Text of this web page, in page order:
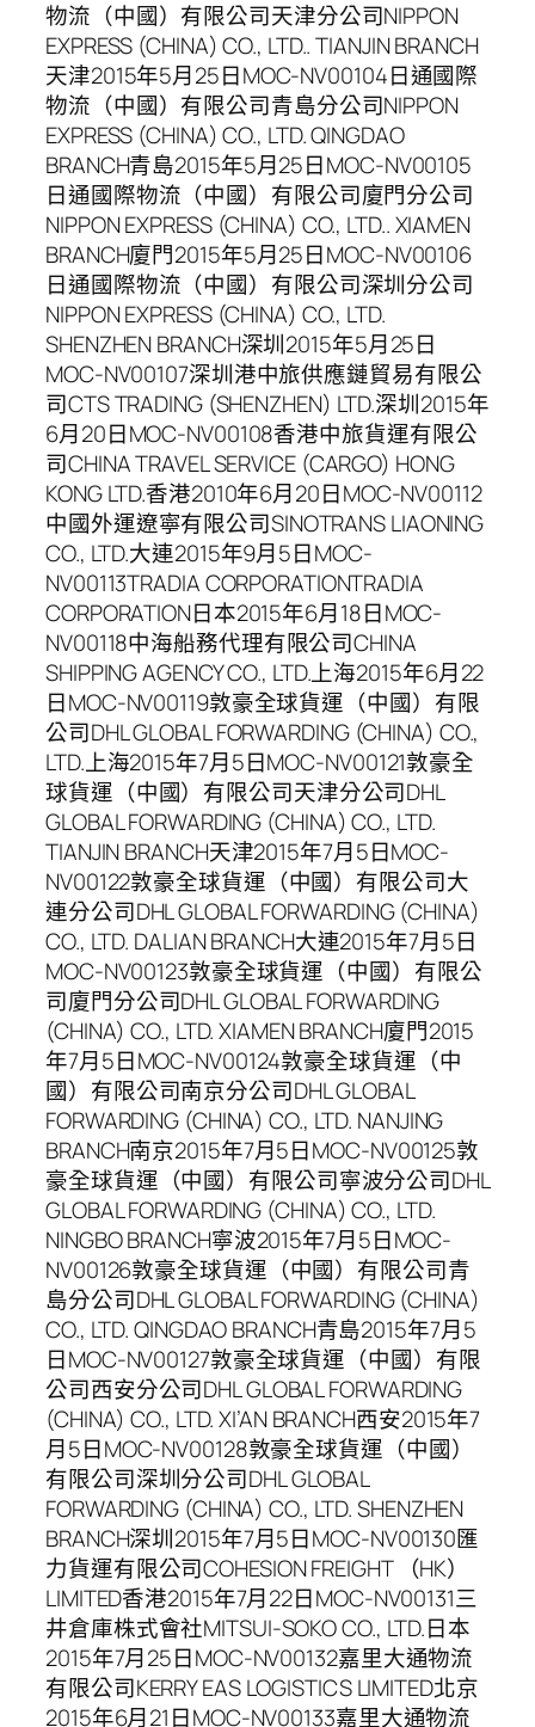
物流（中國）有限公司天津分公司NIPPON
EXPRESS (CHINA) CO., LTD.. TIANJIN BRANCH
天津2015年5月25日MOC-NV00104日通國際
物流（中國）有限公司青島分公司NIPPON
EXPRESS (CHINA) CO., LTD. QINGDAO
BRANCH青島2015年5月25日MOC-NV00105
日通國際物流（中國）有限公司廈門分公司
NIPPON EXPRESS (CHINA) CO., LTD.. XIAMEN
BRANCH廈門2015年5月25日MOC-NV00106
日通國際物流（中國）有限公司深圳分公司
NIPPON EXPRESS (CHINA) CO., LTD.
SHENZHEN BRANCH深圳2015年5月25日
MOC-NV00107深圳港中旅供應鏈貿易有限公
司CTS TRADING (SHENZHEN) LTD.深圳2015年
6月20日MOC-NV00108香港中旅貨運有限公
司CHINA TRAVEL SERVICE (CARGO) HONG
KONG LTD.香港2010年6月20日MOC-NV00112
中國外運遼寧有限公司SINOTRANS LIAONING
CO., LTD.大連2015年9月5日MOC-
NV00113TRADIA CORPORATIONTRADIA
CORPORATION日本2015年6月18日MOC-
NV00118中海船務代理有限公司CHINA
SHIPPING AGENCY CO., LTD.上海2015年6月22
日MOC-NV00119敦豪全球貨運（中國）有限
公司DHL GLOBAL FORWARDING (CHINA) CO.,
LTD.上海2015年7月5日MOC-NV00121敦豪全
球貨運（中國）有限公司天津分公司DHL
GLOBAL FORWARDING (CHINA) CO., LTD.
TIANJIN BRANCH天津2015年7月5日MOC-
NV00122敦豪全球貨運（中國）有限公司大
連分公司DHL GLOBAL FORWARDING (CHINA)
CO., LTD. DALIAN BRANCH大連2015年7月5日
MOC-NV00123敦豪全球貨運（中國）有限公
司廈門分公司DHL GLOBAL FORWARDING
(CHINA) CO., LTD. XIAMEN BRANCH廈門2015
年7月5日MOC-NV00124敦豪全球貨運（中
國）有限公司南京分公司DHL GLOBAL
FORWARDING (CHINA) CO., LTD. NANJING
BRANCH南京2015年7月5日MOC-NV00125敦
豪全球貨運（中國）有限公司寧波分公司DHL
GLOBAL FORWARDING (CHINA) CO., LTD.
NINGBO BRANCH寧波2015年7月5日MOC-
NV00126敦豪全球貨運（中國）有限公司青
島分公司DHL GLOBAL FORWARDING (CHINA)
CO., LTD. QINGDAO BRANCH青島2015年7月5
日MOC-NV00127敦豪全球貨運（中國）有限
公司西安分公司DHL GLOBAL FORWARDING
(CHINA) CO., LTD. XI’AN BRANCH西安2015年7
月5日MOC-NV00128敦豪全球貨運（中國）
有限公司深圳分公司DHL GLOBAL
FORWARDING (CHINA) CO., LTD. SHENZHEN
BRANCH深圳2015年7月5日MOC-NV00130匯
力貨運有限公司COHESION FREIGHT （HK）
LIMITED香港2015年7月22日MOC-NV00131三
井倉庫株式會社MITSUI-SOKO CO., LTD.日本
2015年7月25日MOC-NV00132嘉里大通物流
有限公司KERRY EAS LOGISTICS LIMITED北京
2015年6月21日MOC-NV00133嘉里大通物流